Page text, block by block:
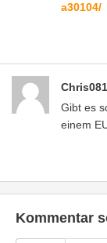
a30104/
Gibt es
einem
Kommentar